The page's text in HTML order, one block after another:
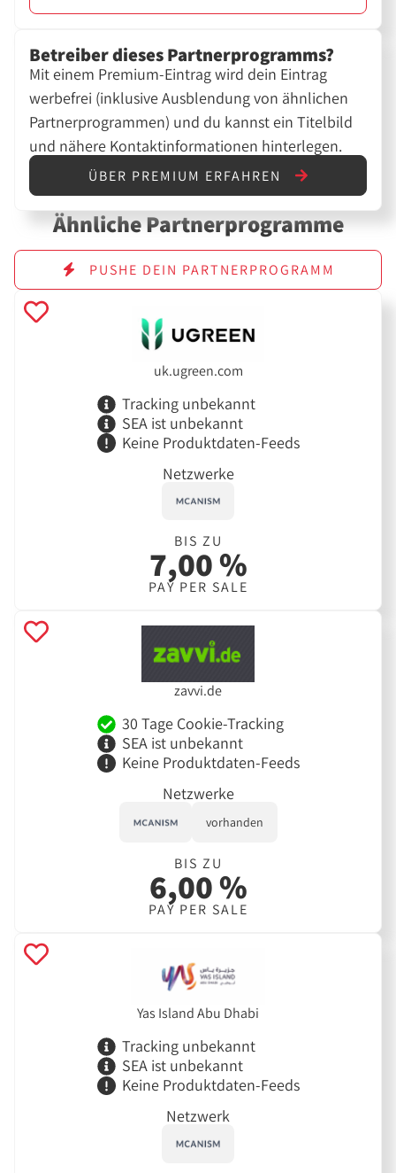
Betreiber dieses Partnerprogramms?
Mit einem Premium-Eintrag wird dein Eintrag
werbefrei (inklusive Ausblendung von ähnlichen
Partnerprogrammen) und du kannst ein Titelbild
und nähere Kontaktinformationen hinterlegen.
ÜBER PREMIUM ERFAHREN
Ähnliche Partnerprogramme
PUSHE DEIN PARTNERPROGRAMM
uk.ugreen.com
Tracking unbekannt
SEA ist unbekannt
Keine Produktdaten-Feeds
Netzwerke
BIS ZU
7,00 %
PAY PER SALE
zavvi.de
30 Tage Cookie-Tracking
SEA ist unbekannt
Keine Produktdaten-Feeds
Netzwerke
vorhanden
BIS ZU
6,00 %
PAY PER SALE
Yas Island Abu Dhabi
Tracking unbekannt
SEA ist unbekannt
Keine Produktdaten-Feeds
Netzwerk